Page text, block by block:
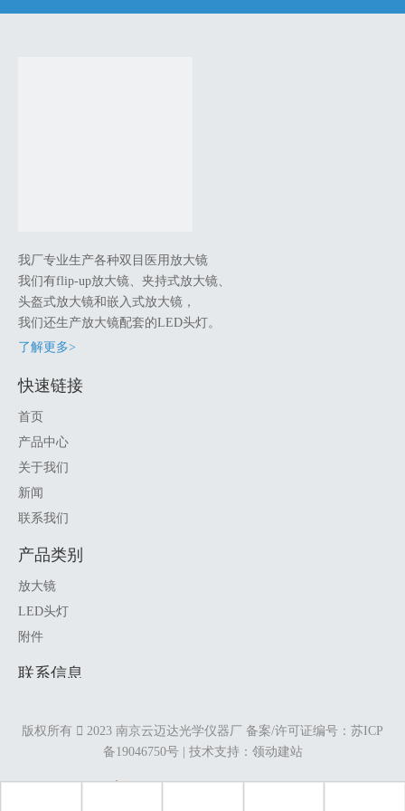
我厂专业生产各种双目医用放大镜
我们有flip-up放大镜、夹持式放大镜、
头盔式放大镜和嵌入式放大镜，
我们还生产放大镜配套的LED头灯。
了解更多>
快速链接
首页
产品中心
关于我们
新闻
联系我们
产品类别
放大镜
LED头灯
附件
联系信息
 market@ymarda.com
版权所有  2023 南京云迈达光学仪器厂 备案/许可证编号： 苏ICP
备19046750号| 技术支持： 领动建站